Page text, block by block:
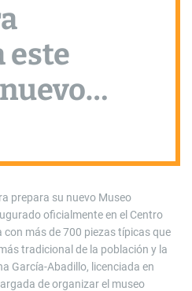
este
por la
García-
prepara su nuevo Museo
oficialmente en el Centro
más de 700 piezas típicas que
tradicional de la población y la
García-Abadillo, licenciada en
de organizar el museo